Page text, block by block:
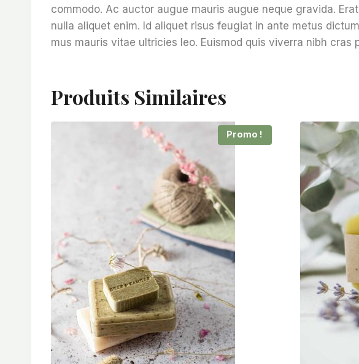
commodo. Ac auctor augue mauris augue neque gravida.
nulla aliquet enim. Id aliquet risus feugiat in ante metus
mus mauris vitae ultricies leo. Euismod quis viverra nibh cras
Produits Similaires
Promo !